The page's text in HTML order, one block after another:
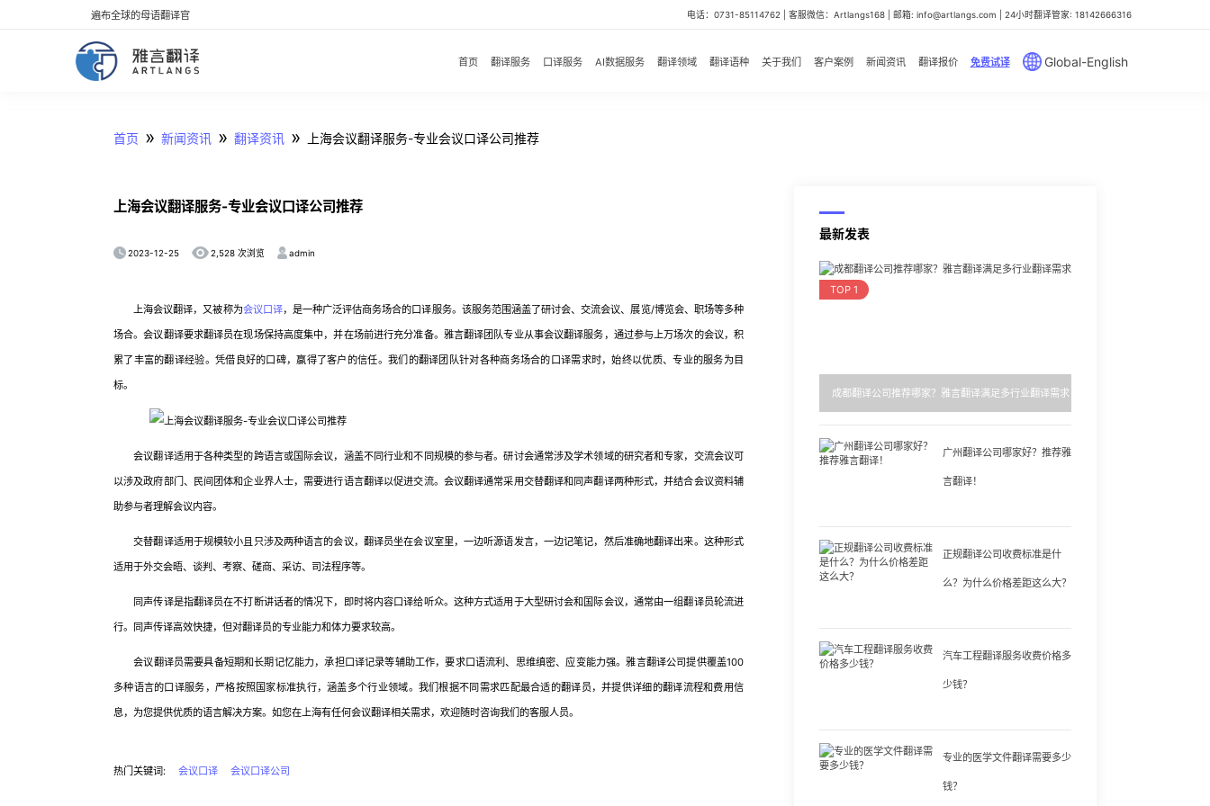
遍布全球的母语翻译官 电话：0731-85114762 | 客服微信：Artlangs168 | 邮箱: info@artlangs.com | 24小时翻译管家: 18142666316
首页 翻译服务 口译服务 AI数据服务 翻译领域 翻译语种 关于我们 客户案例 新闻资讯 翻译报价 免费试译 Global-English
首页 » 新闻资讯 » 翻译资讯 » 上海会议翻译服务-专业会议口译公司推荐
上海会议翻译服务-专业会议口译公司推荐
2023-12-25 2,528 次浏览 admin
上海会议翻译，又被称为会议口译，是一种广泛评估商务场合的口译服务。该服务范围涵盖了研讨会、交流会议、展览/博览会、职场等多种
场合。会议翻译要求翻译员在现场保持高度集中，并在场前进行充分准备。雅言翻译团队专业从事会议翻译服务，通过参与上万场次的会议，积
累了丰富的翻译经验。凭借良好的口碑，赢得了客户的信任。我们的翻译团队针对各种商务场合的口译需求时，始终以优质、专业的服务为目
标。
会议翻译适用于各种类型的跨语言或国际会议，涵盖不同行业和不同规模的参与者。研讨会通常涉及学术领域的研究者和专家，交流会议可
以涉及政府部门、民间团体和企业界人士，需要进行语言翻译以促进交流。会议翻译通常采用交替翻译和同声翻译两种形式，并结合会议资料辅
助参与者理解会议内容。
交替翻译适用于规模较小且只涉及两种语言的会议，翻译员坐在会议室里，一边听源语发言，一边记笔记，然后准确地翻译出来。这种形式
适用于外交会晤、谈判、考察、磋商、采访、司法程序等。
同声传译是指翻译员在不打断讲话者的情况下，即时将内容口译给听众。这种方式适用于大型研讨会和国际会议，通常由一组翻译员轮流进
行。同声传译高效快捷，但对翻译员的专业能力和体力要求较高。
会议翻译员需要具备短期和长期记忆能力，承担口译记录等辅助工作，要求口语流利、思维缜密、应变能力强。雅言翻译公司提供覆盖100
多种语言的口译服务，严格按照国家标准执行，涵盖多个行业领域。我们根据不同需求匹配最合适的翻译员，并提供详细的翻译流程和费用信
息，为您提供优质的语言解决方案。如您在上海有任何会议翻译相关需求，欢迎随时咨询我们的客服人员。
热门关键词: 会议口译 会议口译公司
最新发表
TOP 1
成都翻译公司推荐哪家？雅言翻译满足多行业翻译需求
广州翻译公司哪家好？推荐雅
言翻译！
正规翻译公司收费标准是什
么？为什么价格差距这么大？
汽车工程翻译服务收费价格多
少钱？
专业的医学文件翻译需要多少
钱？